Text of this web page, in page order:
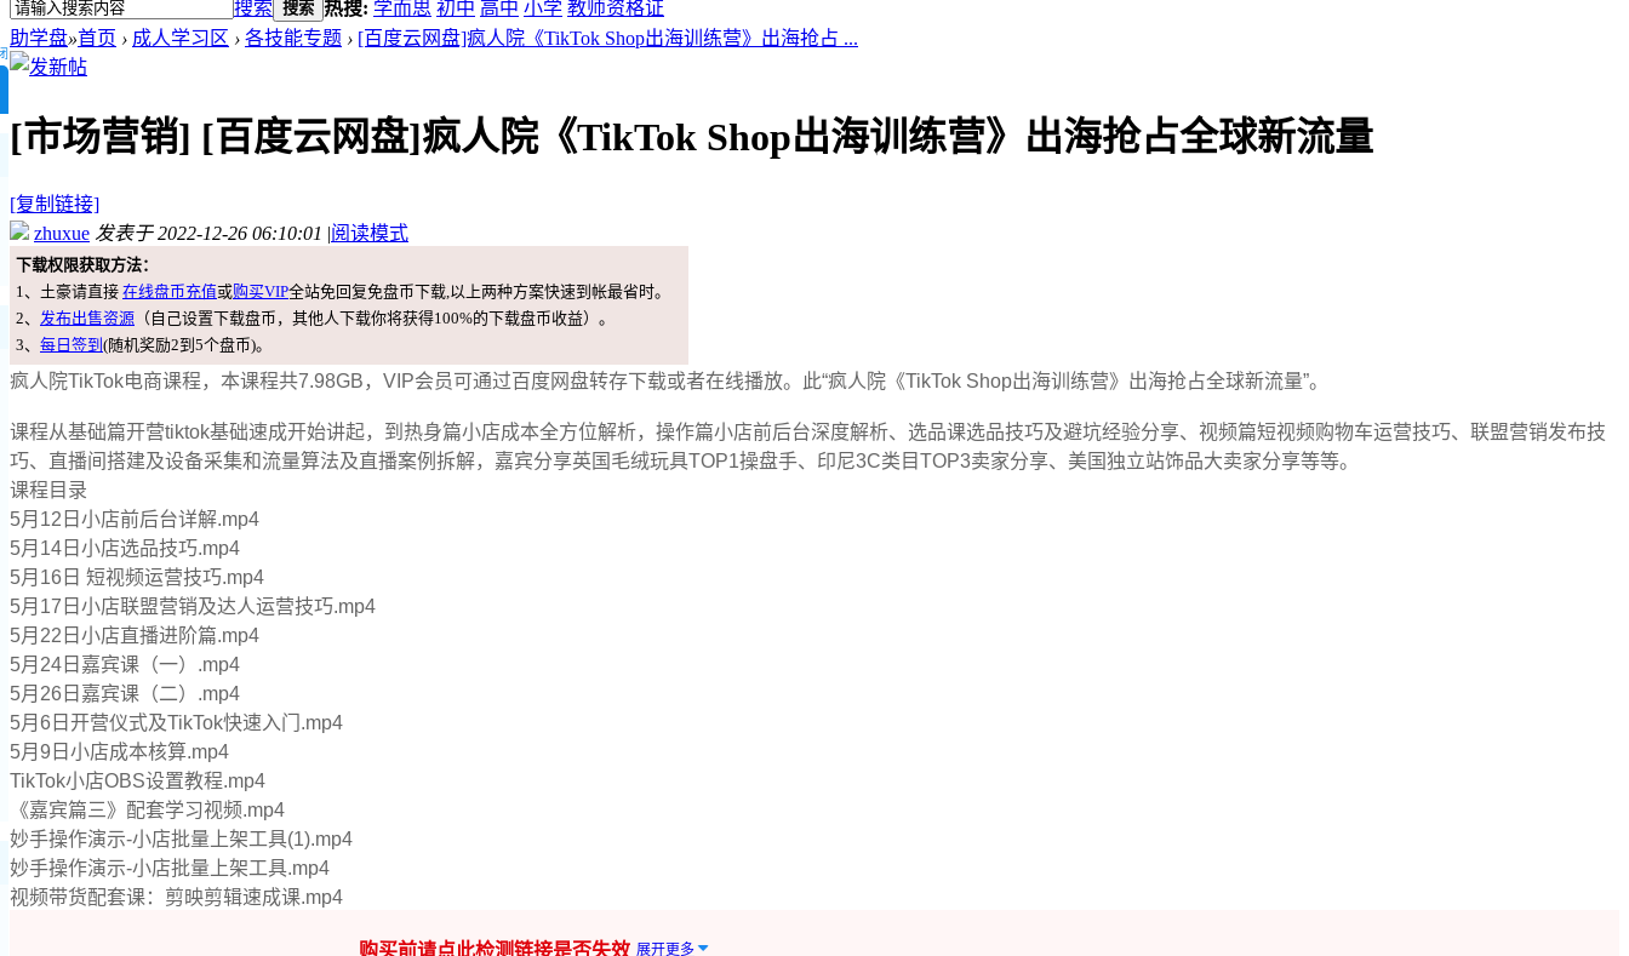
搜索 搜索 热搜: 学而思 初中 高中 小学 教师资格证
助学盘»首页 › 成人学习区 › 各技能专题 › [百度云网盘]疯人院《TikTok Shop出海训练营》出海抢占 ...
[市场营销] [百度云网盘]疯人院《TikTok Shop出海训练营》出海抢占全球新流量
[复制链接]
zhuxue 发表于 2022-12-26 06:10:01 |阅读模式
下载权限获取方法：
1、土豪请直接 在线盘币充值或购买VIP全站免回复免盘币下载,以上两种方案快速到帐最省时。
2、 发布出售资源 （自己设置下载盘币，其他人下载你将获得100%的下载盘币收益）。
3、 每日签到 (随机奖励2到5个盘币)。
疯人院TikTok电商课程，本课程共7.98GB，VIP会员可通过百度网盘转存下载或者在线播放。此“疯人院《TikTok Shop出海训练营》出海抢占全球新流量”。
课程从基础篇开营tiktok基础速成开始讲起，到热身篇小店成本全方位解析，操作篇小店前后台深度解析、选品课选品技巧及避坑经验分享、视频篇短视频购物车运营技巧、联盟营销发布技
巧、直播间搭建及设备采集和流量算法及直播案例拆解，嘉宾分享英国毛绒玩具TOP1操盘手、印尼3C类目TOP3卖家分享、美国独立站饰品大卖家分享等等。
课程目录
5月12日小店前后台详解.mp4
5月14日小店选品技巧.mp4
5月16日 短视频运营技巧.mp4
5月17日小店联盟营销及达人运营技巧.mp4
5月22日小店直播进阶篇.mp4
5月24日嘉宾课（一）.mp4
5月26日嘉宾课（二）.mp4
5月6日开营仪式及TikTok快速入门.mp4
5月9日小店成本核算.mp4
TikTok小店OBS设置教程.mp4
《嘉宾篇三》配套学习视频.mp4
妙手操作演示-小店批量上架工具(1).mp4
妙手操作演示-小店批量上架工具.mp4
视频带货配套课：剪映剪辑速成课.mp4
购买前请点此检测链接是否失效 展开更多